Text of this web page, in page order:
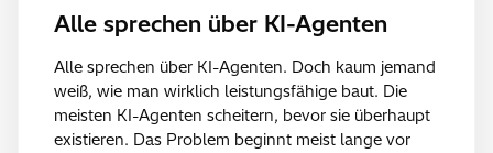
Alle sprechen über KI-Agenten
Alle sprechen über KI-Agenten. Doch kaum jemand
weiß, wie man wirklich leistungsfähige baut. Die
meisten KI-Agenten scheitern, bevor sie überhaupt
existieren. Das Problem beginnt meist lange vor